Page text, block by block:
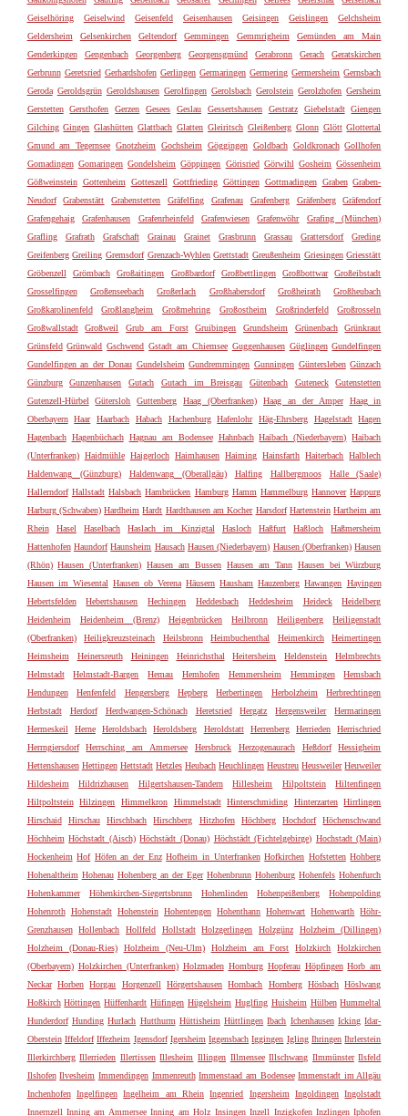
Geiselhöring
Geiselwind Geisenfeld Geisenhausen Geisingen Geislingen
Gelchsheim
Geldersheim
Gelsenkirchen Geltendorf Gemmingen Gemmrigheim
Gemünden am Main
Genderkingen
Gengenbach Georgenberg Georgensgmünd Gerabronn Gerach
Geratskirchen
Gerbrunn Geretsried Gerhardshofen Gerlingen Germaringen Germering Germersheim Gernsbach
Geroda Geroldsgrün Geroldshausen Gerolfingen Gerolsbach Gerolstein Gerolzhofen Gersheim
Gerstetten
Gersthofen Gerzen Gesees Geslau Gessertshausen Gestratz Giebelstadt
Giengen
Gilching Gingen Glashütten Glattbach Glatten Gleiritsch Gleißenberg Glonn Glött Glottertal
Gmund am Tegernsee Gnotzheim Gochsheim Göggingen Goldbach Goldkronach Gollhofen
Gomadingen Gomaringen Gondelsheim Göppingen Görisried Görwihl Gosheim Gössenheim
Gößweinstein Gottenheim Gotteszell Gottfrieding Göttingen Gottmadingen Graben Graben-
Neudorf
Grabenstätt Grabenstetten Gräfelfing Grafenau Grafenberg Gräfenberg
Gräfendorf
Grafengehaig
Grafenhausen Grafenrheinfeld Grafenwiesen Grafenwöhr
Grafing (München)
Grafling
Grafrath Grafschaft Grainau Grainet Grasbrunn Grassau Grattersdorf
Greding
Greifenberg Greiling Gremsdorf Grenzach-Wyhlen Grettstadt Greußenheim Griesingen Griesstätt
Gröbenzell
Grömbach Großaitingen Großbardorf Großbettlingen Großbottwar
Großeibstadt
Grosselfingen
Großenseebach Großerlach Großhabersdorf Großheirath
Großheubach
Großkarolinenfeld
Großlangheim Großmehring Großostheim Großrinderfeld
Großrosseln
Großwallstadt
Großweil Grub am Forst Gruibingen Grundsheim Grünenbach
Grünkraut
Grünsfeld Grünwald Gschwend Gstadt am Chiemsee Guggenhausen Güglingen Gundelfingen
Gundelfingen an der Donau Gundelsheim Gundremmingen Gunningen Güntersleben Günzach
Günzburg
Gunzenhausen Gutach Gutach im Breisgau Gütenbach Guteneck
Gutenstetten
Gutenzell-Hürbel
Gütersloh Guttenberg Haag (Oberfranken) Haag an der Amper
Haag in
Oberbayern
Haar Haarbach Habach Hachenburg Hafenlohr Häg-Ehrsberg Hagelstadt
Hagen
Hagenbach Hagenbüchach Hagnau am Bodensee Hahnbach Haibach (Niederbayern) Haibach
(Unterfranken) Haidmühle Haigerloch Haimhausen Haiming Hainsfarth Haiterbach Halblech
Haldenwang (Günzburg)
Haldenwang (Oberallgäu) Halfing Hallbergmoos
Halle (Saale)
Hallerndorf Hallstadt Halsbach Hambrücken Hamburg Hamm Hammelburg Hannover Happurg
Harburg (Schwaben) Hardheim Hardt Hardthausen am Kocher Harsdorf Hartenstein Hartheim am
Rhein
Hasel Haselbach Haslach im Kinzigtal Hasloch Haßfurt Haßloch
Haßmersheim
Hattenhofen Haundorf Haunsheim Hausach Hausen (Niederbayern) Hausen (Oberfranken) Hausen
(Rhön) Hausen (Unterfranken) Hausen am Bussen Hausen am Tann Hausen bei Würzburg
Hausen im Wiesental Hausen ob Verena Häusern Hausham Hauzenberg Hawangen Hayingen
Hebertsfelden
Hebertshausen Hechingen Heddesbach Heddesheim Heideck
Heidelberg
Heidenheim
Heidenheim (Brenz) Heigenbrücken Heilbronn Heiligenberg
Heiligenstadt
(Oberfranken)
Heiligkreuzsteinach Heilsbronn Heimbuchenthal Heimenkirch
Heimertingen
Heimsheim
Heinersreuth Heiningen Heinrichsthal Heitersheim Heldenstein
Helmbrechts
Helmstadt
Helmstadt-Bargen Hemau Hemhofen Hemmersheim Hemmingen
Hemsbach
Hendungen
Henfenfeld Hengersberg Hepberg Herbertingen Herbolzheim
Herbrechtingen
Herbstadt
Herdorf Herdwangen-Schönach Heretsried Hergatz Hergensweiler
Hermaringen
Hermeskeil
Herne Heroldsbach Heroldsberg Heroldstatt Herrenberg Herrieden
Herrischried
Herrngiersdorf
Herrsching am Ammersee Hersbruck Herzogenaurach Heßdorf
Hessigheim
Hettenshausen Hettingen Hettstadt Hetzles Heubach Heuchlingen Heustreu Heusweiler Heuweiler
Hildesheim
Hildrizhausen Hilgertshausen-Tandern Hillesheim Hilpoltstein
Hiltenfingen
Hiltpoltstein
Hilzingen Himmelkron Himmelstadt Hinterschmiding Hinterzarten
Hirrlingen
Hirschaid
Hirschau Hirschbach Hirschberg Hitzhofen Höchberg Hochdorf
Höchenschwand
Höchheim Höchstadt (Aisch) Höchstädt (Donau) Höchstädt (Fichtelgebirge) Hochstadt (Main)
Hockenheim Hof Höfen an der Enz Hofheim in Unterfranken Hofkirchen Hofstetten Hohberg
Hohenaltheim Hohenau Hohenberg an der Eger Hohenbrunn Hohenburg Hohenfels Hohenfurch
Hohenkammer
Höhenkirchen-Siegertsbrunn Hohenlinden Hohenpeißenberg
Hohenpolding
Hohenroth Hohenstadt Hohenstein Hohentengen Hohenthann Hohenwart Hohenwarth Höhr-
Grenzhausen
Hollenbach Hollfeld Hollstadt Holzgerlingen Holzgünz
Holzheim (Dillingen)
Holzheim (Donau-Ries)
Holzheim (Neu-Ulm) Holzheim am Forst Holzkirch
Holzkirchen
(Oberbayern) Holzkirchen (Unterfranken) Holzmaden Homburg Hopferau Höpfingen Horb am
Neckar Horben Horgau Horgenzell Hörgertshausen Hornbach Hornberg Hösbach Höslwang
Hoßkirch Höttingen Hüffenhardt Hüfingen Hügelsheim Huglfing Huisheim Hülben Hummeltal
Hunderdorf Hunding Hurlach Hutthurm Hüttisheim Hüttlingen Ibach Ichenhausen Icking Idar-
Oberstein Iffeldorf Iffezheim Igensdorf Igersheim Iggensbach Iggingen Igling Ihringen Ihrlerstein
Illerkirchberg Illerrieden Illertissen Illesheim Illingen Illmensee Illschwang Ilmmünster Ilsfeld
Ilshofen Ilvesheim Immendingen Immenreuth Immenstaad am Bodensee Immenstadt im Allgäu
Inchenhofen Ingelfingen Ingelheim am Rhein Ingenried Ingersheim Ingoldingen Ingolstadt
Innernzell Inning am Ammersee Inning am Holz Insingen Inzell Inzigkofen Inzlingen Iphofen